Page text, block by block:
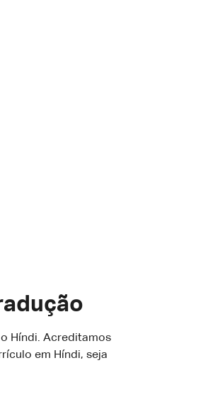
Híndi. Acreditamos
em Híndi, seja